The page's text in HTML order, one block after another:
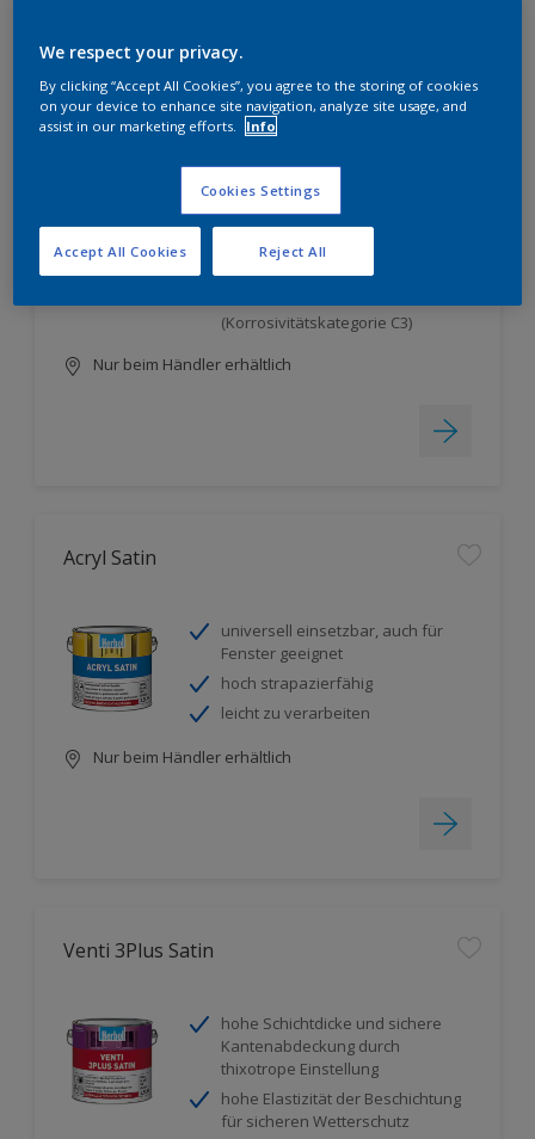
zur Grund-, Zwischen- und
Schlussbeschichtung mit
Mehrphasen-Bindemittel-
Technologie
dank hervorragender
Untergrundbenetzung
sehr guter Korrosionsschutz;
bestätigt vom Institut für
(Korrosivitätskategorie C3)
Nur beim Händler erhältlich
Acryl Satin
universell einsetzbar, auch für
Fenster geeignet
hoch strapazierfähig
leicht zu verarbeiten
Nur beim Händler erhältlich
Venti 3Plus Satin
hohe Schichtdicke und sichere
Kantenabdeckung durch
thixotrope Einstellung
hohe Elastizität der Beschichtung
für sicheren Wetterschutz
We respect your privacy.
By clicking “Accept All Cookies”, you agree to the storing of cookies
on your device to enhance site navigation, analyze site usage, and
assist in our marketing efforts.
Info
Cookies Settings
Reject All
Accept All Cookies